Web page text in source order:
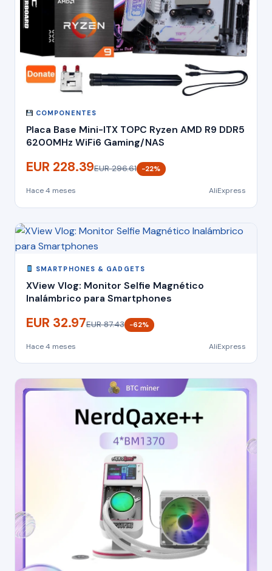
COMPONENTES
Placa Base Mini-ITX TOPC Ryzen AMD R9 DDR5
6200MHz WiFi6 Gaming/NAS
EUR 228.39EUR 296.61 −22%
Hace 4 meses AliExpress
SMARTPHONES & GADGETS
XView Vlog: Monitor Selfie Magnético
Inalámbrico para Smartphones
EUR 32.97EUR 87.43 −62%
Hace 4 meses AliExpress